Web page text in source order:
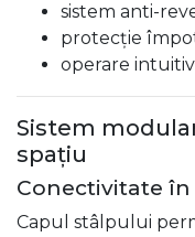
sistem anti-
protecție
operare
Sistem
spațiu
Conectivitate în
Capul stâlpului